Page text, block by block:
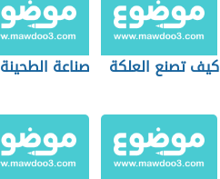
كيف تصنع العلكة صناعة الطحينة